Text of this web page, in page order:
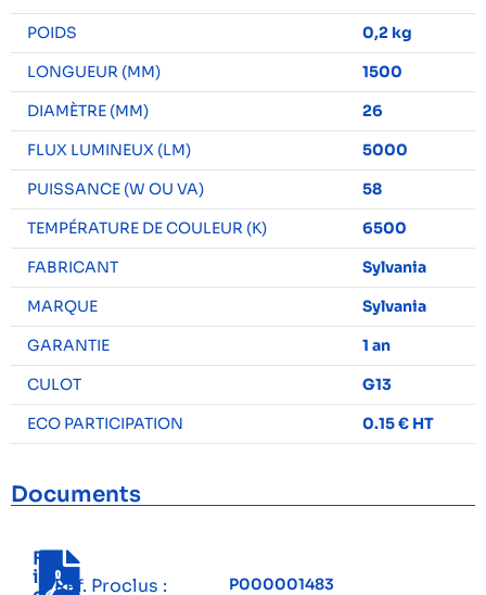
POIDS
0,2 kg
LONGUEUR (MM)
1500
DIAMÈTRE (MM)
26
FLUX LUMINEUX (LM)
5000
PUISSANCE (W OU VA)
58
TEMPÉRATURE DE COULEUR (K)
6500
FABRICANT
Sylvania
MARQUE
Sylvania
GARANTIE
1 an
CULOT
G13
ECO PARTICIPATION
0.15 € HT
Documents
F
i
Réf. Proclus : P000001483